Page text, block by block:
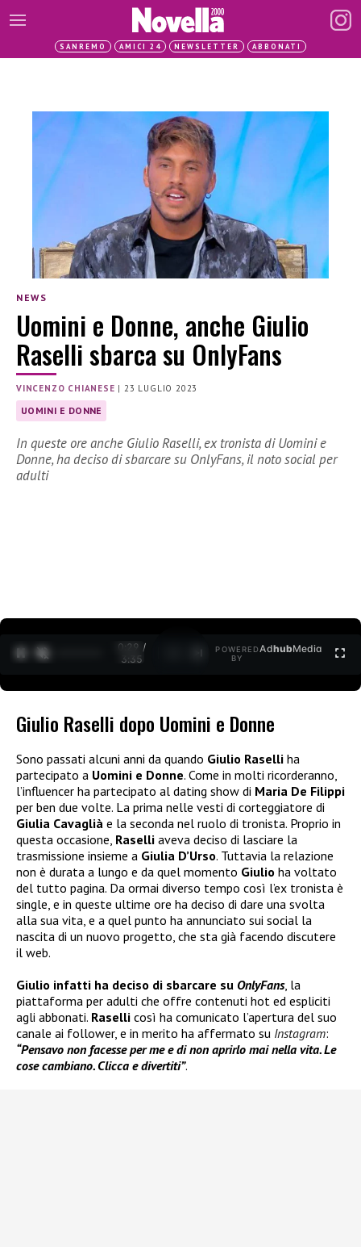
SANREMO AMICI 24 NEWSLETTER ABBONATI
NEWS
Uomini e Donne, anche Giulio
Raselli sbarca su OnlyFans
VINCENZO CHIANESE |23 LUGLIO 2023
UOMINI E DONNE
In queste ore anche Giulio Raselli, ex tronista di Uomini e
Donne, ha deciso di sbarcare su OnlyFans, il noto social per
adulti
0:30 /
3:35
POWERED
BY
AdhubMedia
Giulio Raselli dopo Uomini e Donne
Sono passati alcuni anni da quando Giulio Raselli ha
partecipato a Uomini e Donne. Come in molti ricorderanno,
l’influencer ha partecipato al dating show di Maria De Filippi
per ben due volte. La prima nelle vesti di corteggiatore di
Giulia Cavaglià e la seconda nel ruolo di tronista. Proprio in
questa occasione, Raselli aveva deciso di lasciare la
trasmissione insieme a Giulia D’Urso. Tuttavia la relazione
non è durata a lungo e da quel momento Giulio ha voltato
del tutto pagina. Da ormai diverso tempo così l’ex tronista è
single, e in queste ultime ore ha deciso di dare una svolta
alla sua vita, e a quel punto ha annunciato sui social la
nascita di un nuovo progetto, che sta già facendo discutere
il web.
Giulio infatti ha deciso di sbarcare su OnlyFans, la
piattaforma per adulti che offre contenuti hot ed espliciti
agli abbonati. Raselli così ha comunicato l’apertura del suo
canale ai follower, e in merito ha affermato su Instagram:
“Pensavo non facesse per me e di non aprirlo mai nella vita. Le
cose cambiano. Clicca e divertiti”.